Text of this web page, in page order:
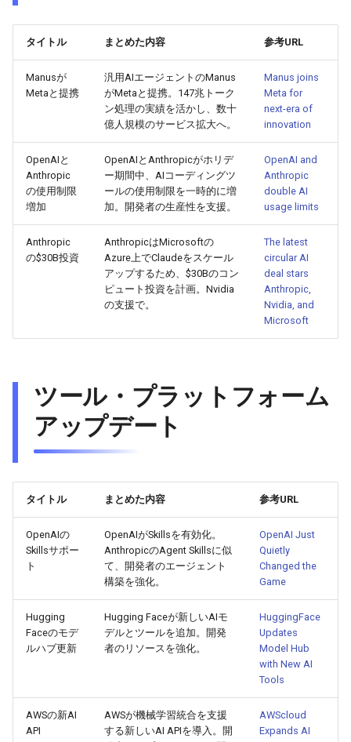
2026-05-16
2026-05-14
2026-05-13
2026-05-12
2026-05-11
2026-05-10
2026-05-09
2026-05-08
2026-05-04
2026-05-03
2026-05-02
2026-04-30
2026-04-29
2026-04-28
2025-10-31
2025-10-29
2025-10-28
2025-10-27
2025-10-26
2025-10-25
2025-10-24
2025-10-23
2025-10-19
2025-10-18
2025-10-17
2025-10-15
2025-10-14
2025-10-13
2026-05-16
2026-05-13
2026-05-12
2026-05-11
2026-05-10
2026-05-08
2026-05-06
2026-05-05
2026-05-04
2026-05-03
2026-05-02
2026-04-30
2026-04-28
2026-05-13
2026-05-11
2026-05-10
2026-05-09
2026-05-08
2026-05-07
2026-05-06
2026-05-05
2026-05-01
2026-04-30
2026-04-29
2026-04-27
2026-04-26
2026-04-25
2025-10-31
2025-10-29
2025-10-28
2025-10-27
2025-10-26
2025-10-25
2025-10-24
2025-10-23
2025-10-19
2025-10-18
2025-10-17
2025-10-15
2025-10-14
2025-10-13
2026-05-12
2026-05-10
2026-05-09
2026-05-08
2026-05-07
2026-05-06
2026-05-05
2026-05-04
2026-04-30
2026-04-29
2026-04-28
2026-04-26
2026-04-25
2026-04-24
2025-10-31
2025-10-29
2025-10-28
2025-10-27
2025-10-26
2025-10-25
2025-10-24
2025-10-23
2025-10-19
2025-10-18
2025-10-17
2025-10-15
2025-10-14
2025-10-13
タイトル まとめた内容 参考URL
Manusが
Metaと提携
汎用AIエージェントのManus
がMetaと提携。147兆トーク
ン処理の実績を活かし、数十
億人規模のサービス拡大へ。
Manus joins
Meta for
next-era of
innovation
OpenAIと
Anthropic
の使用制限
増加
OpenAIとAnthropicがホリデ
ー期間中、AIコーディングツ
ールの使用制限を一時的に増
加。開発者の生産性を支援。
OpenAI and
Anthropic
double AI
usage limits
Anthropic
の$30B投資
AnthropicはMicrosoftの
Azure上でClaudeをスケール
アップするため、$30Bのコン
ピュート投資を計画。Nvidia
の支援で。
The latest
circular AI
deal stars
Anthropic,
Nvidia, and
Microsoft
ツール・プラットフォーム
アップデート
タイトル まとめた内容 参考URL
OpenAIの
Skillsサポー
ト
OpenAIがSkillsを有効化。
AnthropicのAgent Skillsに似
て、開発者のエージェント
構築を強化。
OpenAI Just
Quietly
Changed the
Game
Hugging
Faceのモデ
ルハブ更新
Hugging Faceが新しいAIモ
デルとツールを追加。開発
者のリソースを強化。
HuggingFace
Updates
Model Hub
with New AI
Tools
AWSの新AI
API
AWSが機械学習統合を支援
する新しいAI APIを導入。開
AWScloud
Expands AI